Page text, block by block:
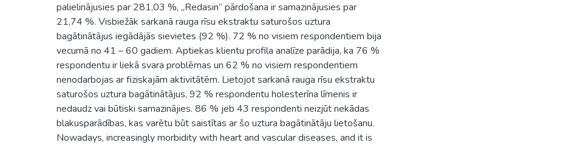
palielinājusies par 281,03 %, „Redasin” pārdošana ir samazinājusies par
21,74 %. Visbiežāk sarkanā rauga rīsu ekstraktu saturošos uztura
bagātinātājus iegādājās sievietes (92 %). 72 % no visiem respondentiem bija
vecumā no 41 – 60 gadiem. Aptiekas klientu profila analīze parādija, ka 76 %
respondentu ir liekā svara problēmas un 62 % no visiem respondentiem
nenodarbojas ar fiziskajām aktivitātēm. Lietojot sarkanā rauga rīsu ekstraktu
saturošos uztura bagātinātājus, 92 % respondentu holesterīna līmenis ir
nedaudz vai būtiski samazinājies. 86 % jeb 43 respondenti neizjūt nekādas
blakusparādības, kas varētu būt saistītas ar šo uztura bagātinātāju lietošanu.
Nowadays, increasingly morbidity with heart and vascular diseases, and it is